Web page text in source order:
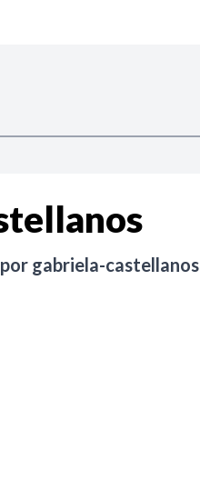
gabriela-castellanos